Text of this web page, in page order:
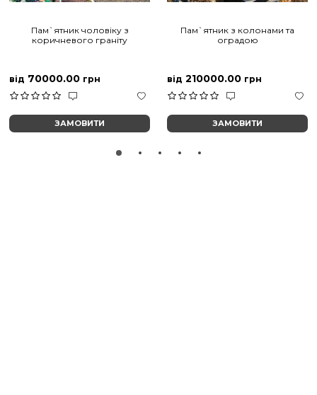
Пам`ятник чоловіку з
коричневого граніту
від 70000.00 грн
ЗАМОВИТИ
Пам`ятник з колонами та
оградою
від 210000.00 грн
ЗАМОВИТИ